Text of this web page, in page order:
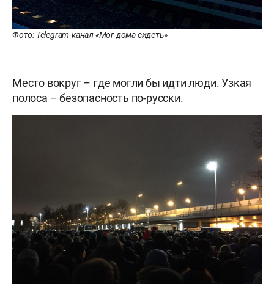
Фото: Telegram-канал «Мог дома сидеть»
Место вокруг – где могли бы идти люди. Узкая
полоса – безопасность по-русски.